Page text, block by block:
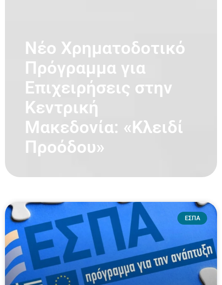
Νέο Χρηματοδοτικό
Πρόγραμμα για
Επιχειρήσεις στην
Κεντρική
Μακεδονία: «Κλειδί
Προόδου»
ΕΣΠΑ